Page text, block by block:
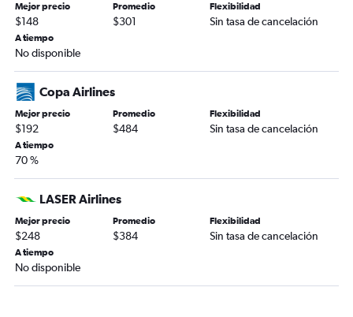
Mejor precio
$148
Promedio
$301
Flexibilidad
Sin tasa de cancelación
A tiempo
No disponible
Copa Airlines
Mejor precio
$192
Promedio
$484
Flexibilidad
Sin tasa de cancelación
A tiempo
70 %
LASER Airlines
Mejor precio
$248
Promedio
$384
Flexibilidad
Sin tasa de cancelación
A tiempo
No disponible